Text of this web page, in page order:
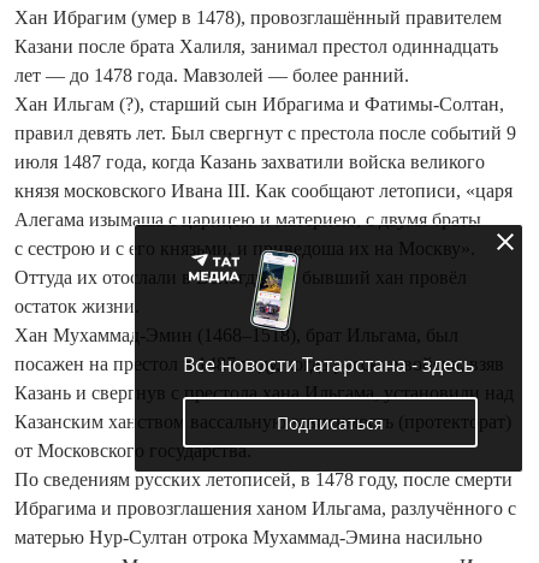
Хан Ибрагим (умер в 1478), провозглашённый правителем
Казани после брата Халиля, занимал престол одиннадцать
лет — до 1478 года. Мавзолей — более ранний.
Хан Ильгам (?), старший сын Ибрагима и Фатимы-Солтан,
правил девять лет. Был свергнут с престола после событий 9
июля 1487 года, когда Казань захватили войска великого
князя московского Ивана III. Как сообщают летописи, «царя
Алегама изымаша с царицею и материею, с двумя браты
с сестрою и с его князьми, и приведоша их на Москву».
Оттуда их отослали в Вологду, где бывший хан провёл
остаток жизни.
Хан Мухаммад-Эмин (1468–1518), брат Ильгама, был
посажен на престол в 1487 году, ко­гда русские войска, взяв
Казань и сверг­нув с престола хана Ильгама, установили над
Казанским ханством вассальную зависимость (протекторат)
от Московского государства.
По сведениям русских летописей, в 1478 году, после смерти
Ибрагима и провозглашения ханом Ильгама, разлучённого с
матерью Нур-Султан отрока Мухаммад-Эмина насильно
Все новости Татарстана - здесь
Подписаться